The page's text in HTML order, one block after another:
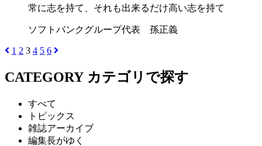
常に志を持て、それも出来るだけ高い志を持て
ソフトバンクグループ代表 孫正義
1 2 3 4 5 6
CATEGORY カテゴリで探す
すべて
トピックス
雑誌アーカイブ
編集長がゆく